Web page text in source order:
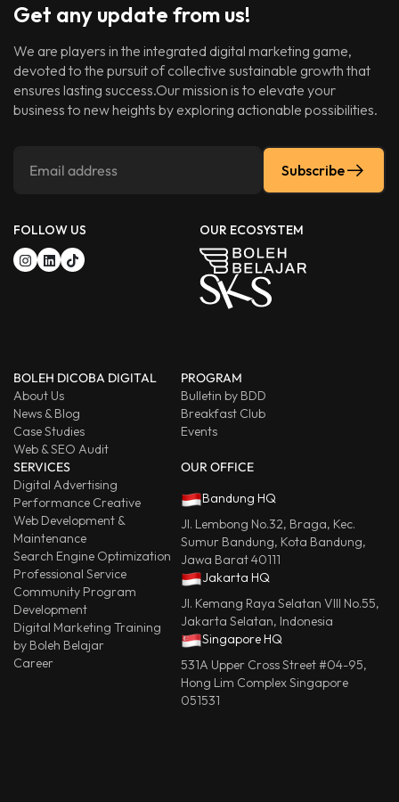
Get any update from us!
We are players in the integrated digital marketing game,
devoted to the pursuit of collective sustainable growth that
ensures lasting success.Our mission is to elevate your
business to new heights by exploring actionable possibilities.
Subscribe
FOLLOW US OUR ECOSYSTEM
BOLEH DICOBA DIGITAL
About Us
News & Blog
Case Studies
Web & SEO Audit
PROGRAM
Bulletin by BDD
Breakfast Club
Events
SERVICES
Digital Advertising
Performance Creative
Web Development &
Maintenance
Search Engine Optimization
Professional Service
Community Program
Development
Digital Marketing Training
by Boleh Belajar
Career
OUR OFFICE
Bandung HQ
Jl. Lembong No.32, Braga, Kec.
Sumur Bandung, Kota Bandung,
Jawa Barat 40111
Jakarta HQ
Jl. Kemang Raya Selatan VIII No.55,
Jakarta Selatan, Indonesia
Singapore HQ
531A Upper Cross Street #04-95,
Hong Lim Complex Singapore
051531